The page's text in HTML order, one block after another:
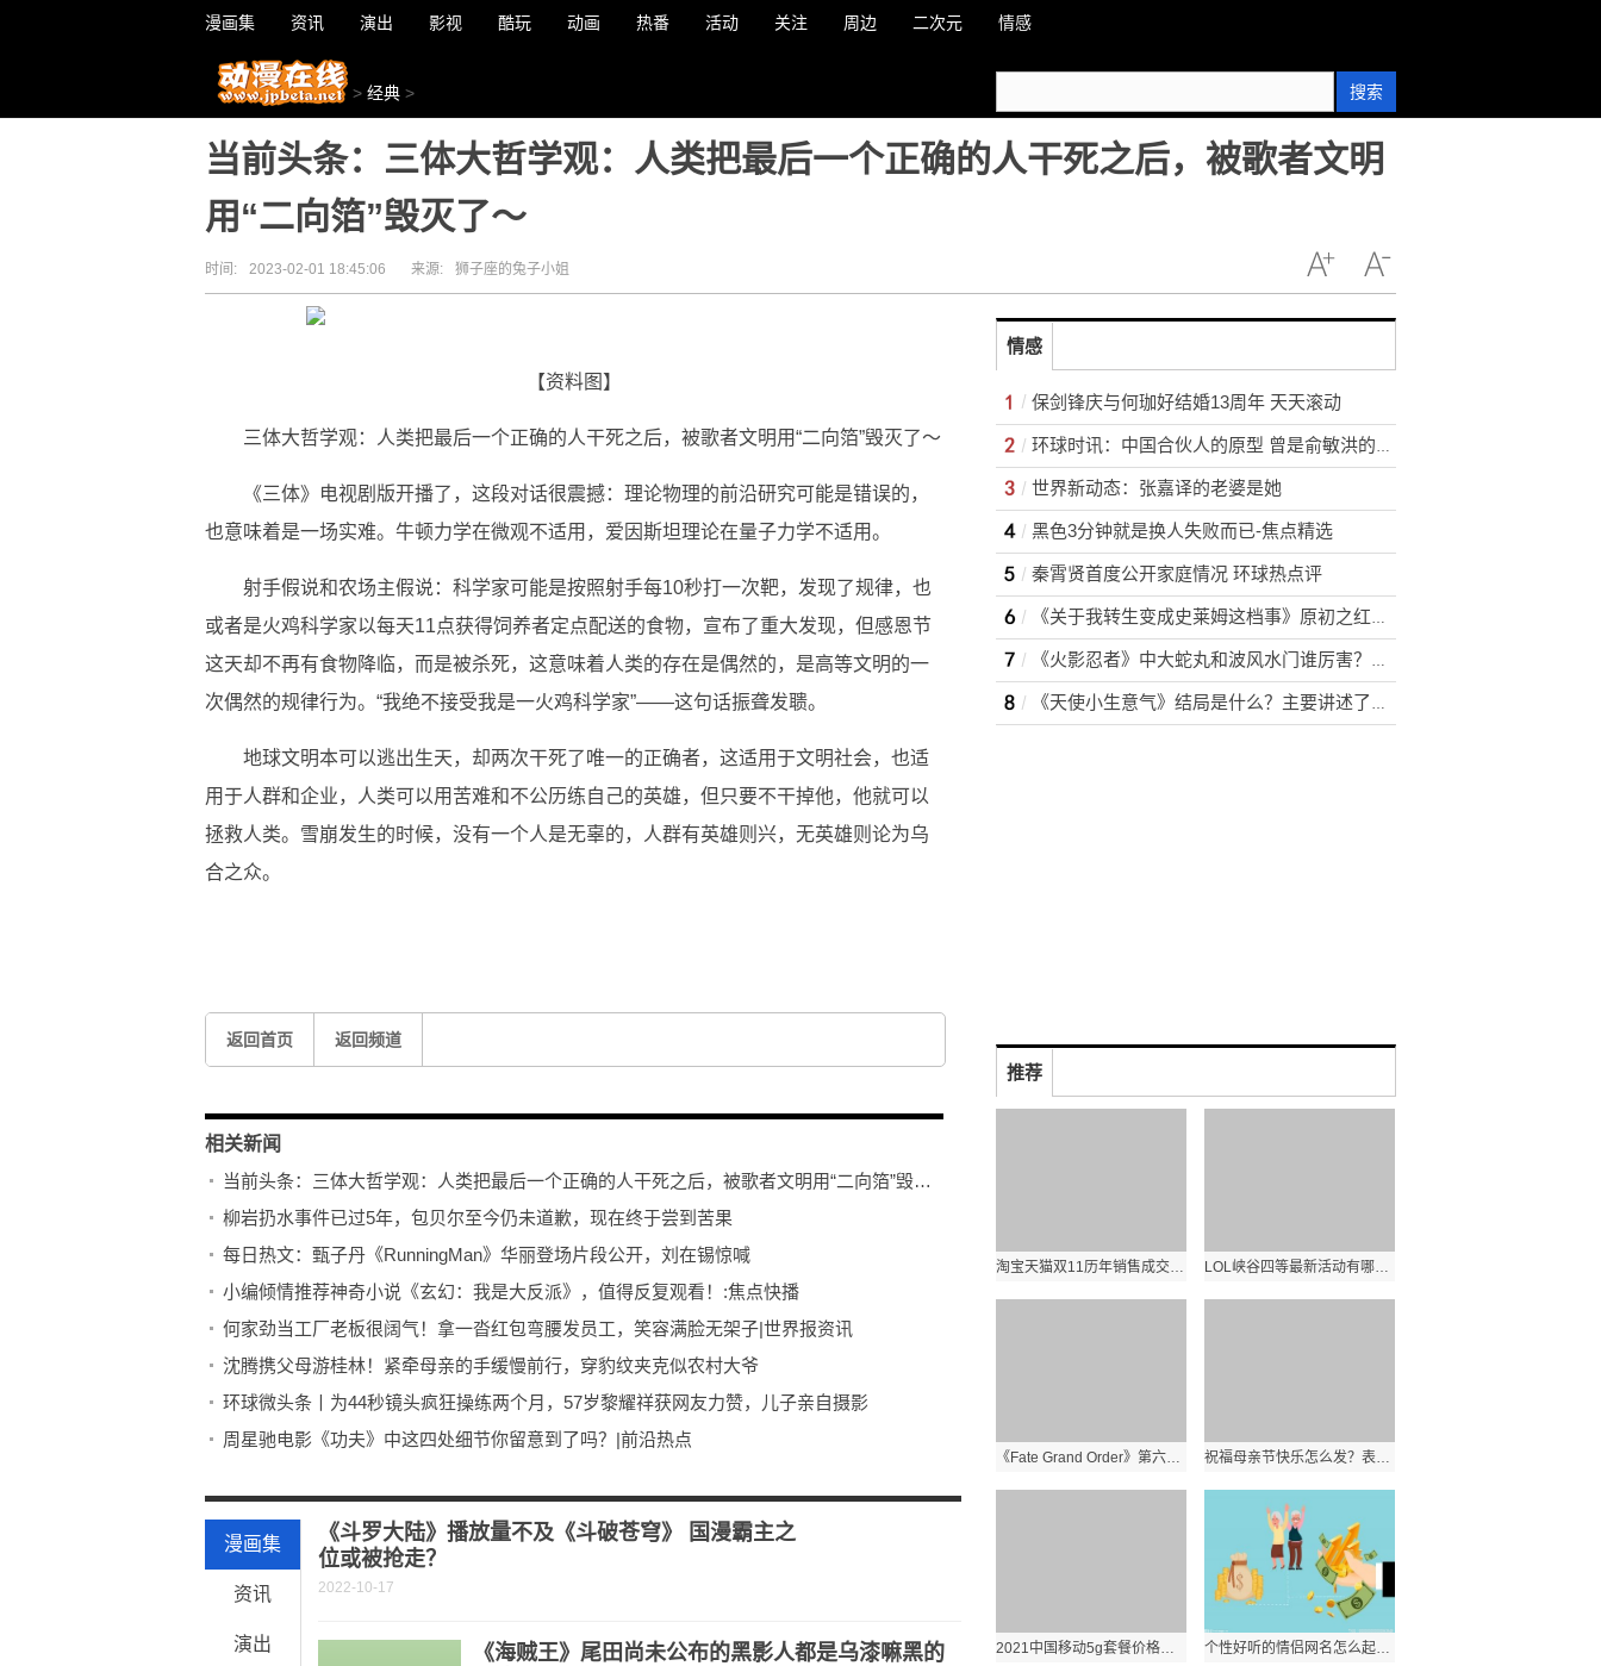
漫画集 资讯 演出 影视 酷玩 动画 热番 活动 关注 周边 二次元 情感
> 经典 > 搜索
当前头条：三体大哲学观：人类把最后一个正确的人干死之后，被歌者文明
用“二向箔”毁灭了～
时间: 2023-02-01 18:45:06 来源: 狮子座的兔子小姐
【资料图】
三体大哲学观：人类把最后一个正确的人干死之后，被歌者文明用“二向箔”毁灭了～
《三体》电视剧版开播了，这段对话很震撼：理论物理的前沿研究可能是错误的，
也意味着是一场实难。牛顿力学在微观不适用，爱因斯坦理论在量子力学不适用。
射手假说和农场主假说：科学家可能是按照射手每10秒打一次靶，发现了规律，也
或者是火鸡科学家以每天11点获得饲养者定点配送的食物，宣布了重大发现，但感恩节
这天却不再有食物降临，而是被杀死，这意味着人类的存在是偶然的，是高等文明的一
次偶然的规律行为。“我绝不接受我是一火鸡科学家”——这句话振聋发聩。
地球文明本可以逃出生天，却两次干死了唯一的正确者，这适用于文明社会，也适
用于人群和企业，人类可以用苦难和不公历练自己的英雄，但只要不干掉他，他就可以
拯救人类。雪崩发生的时候，没有一个人是无辜的，人群有英雄则兴，无英雄则论为乌
合之众。
返回首页 返回频道
相关新闻
当前头条：三体大哲学观：人类把最后一个正确的人干死之后，被歌者文明用“二向箔”毁灭了～
柳岩扔水事件已过5年，包贝尔至今仍未道歉，现在终于尝到苦果
每日热文：甄子丹《RunningMan》华丽登场片段公开，刘在锡惊喊
小编倾情推荐神奇小说《玄幻：我是大反派》，值得反复观看！:焦点快播
何家劲当工厂老板很阔气！拿一沓红包弯腰发员工，笑容满脸无架子|世界报资讯
沈腾携父母游桂林！紧牵母亲的手缓慢前行，穿豹纹夹克似农村大爷
环球微头条丨为44秒镜头疯狂操练两个月，57岁黎耀祥获网友力赞，儿子亲自摄影
周星驰电影《功夫》中这四处细节你留意到了吗？|前沿热点
漫画集
资讯
演出
《斗罗大陆》播放量不及《斗破苍穹》 国漫霸主之
位或被抢走？
2022-10-17
《海贼王》尾田尚未公布的黑影人都是乌漆嘛黑的
情感
保剑锋庆与何珈好结婚13周年 天天滚动
环球时讯：中国合伙人的原型 曾是俞敏洪的合伙人
世界新动态：张嘉译的老婆是她
黑色3分钟就是换人失败而已-焦点精选
秦霄贤首度公开家庭情况 环球热点评
《关于我转生变成史莱姆这档事》原初之红为什么害怕原初之黑？库洛艾为什么杀米莉姆？
《火影忍者》中大蛇丸和波风水门谁厉害？鼬为什么叫卡卡西大哥
《天使小生意气》结局是什么？主要讲述了什么故事？
推荐
淘宝天猫双11历年销售成交额数据是多少？历年双十一淘宝天猫业绩分析？ 环球实时 LOL峡谷四等最新活动有哪些？活动规则奖励有哪些？:世界看热讯
《Fate Grand Order》第六章怎么玩？FGO第六章敌方配置汇总？_世界报资讯 祝福母亲节快乐怎么发？表达了妈妈辛苦了女神节日快乐的句子有哪些？
2021中国移动5g套餐价格是多少？移动5g卡最新流量套餐资费一览表？ 个性好听的情侣网名怎么起？简短配对情侣昵称专用有哪些？